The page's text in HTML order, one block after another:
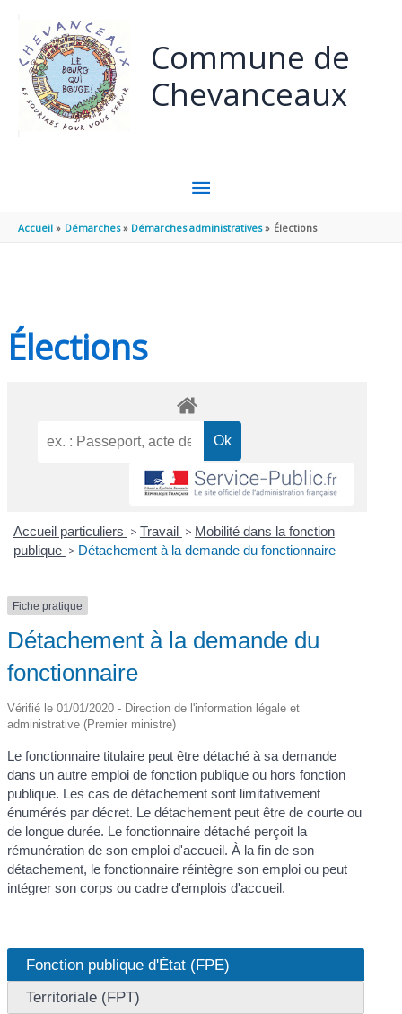
Commune de
Chevanceaux
MENU
PRINCIPAL
Accueil Démarches Démarches administratives Élections
Élections
Accueil particuliers > Travail > Mobilité dans la fonction
publique > Détachement à la demande du fonctionnaire
Fiche pratique
Détachement à la demande du
fonctionnaire
Vérifié le 01/01/2020 - Direction de l'information légale et
administrative (Premier ministre)
Le fonctionnaire titulaire peut être détaché à sa demande
dans un autre emploi de fonction publique ou hors fonction
publique. Les cas de détachement sont limitativement
énumérés par décret. Le détachement peut être de courte ou
de longue durée. Le fonctionnaire détaché perçoit la
rémunération de son emploi d'accueil. À la fin de son
détachement, le fonctionnaire réintègre son emploi ou peut
intégrer son corps ou cadre d'emplois d'accueil.
Fonction publique d'État (FPE)
Territoriale (FPT)